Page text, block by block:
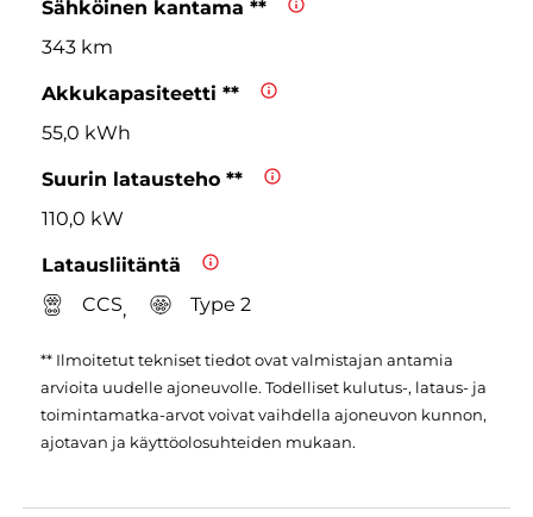
Sähköinen kantama **
343 km
Akkukapasiteetti **
55,0 kWh
Suurin latausteho **
110,0 kW
Latausliitäntä
CCS, Type 2
** Ilmoitetut tekniset tiedot ovat valmistajan antamia
arvioita uudelle ajoneuvolle. Todelliset kulutus-, lataus- ja
toimintamatka-arvot voivat vaihdella ajoneuvon kunnon,
ajotavan ja käyttöolosuhteiden mukaan.